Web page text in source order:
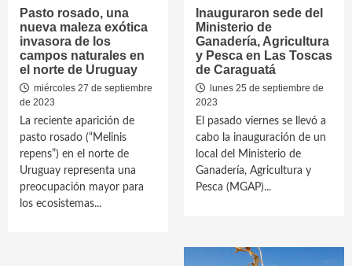
Pasto rosado, una
nueva maleza exótica
invasora de los
campos naturales en
el norte de Uruguay
miércoles 27 de septiembre
de 2023
La reciente aparición de
pasto rosado (“Melinis
repens”) en el norte de
Uruguay representa una
preocupación mayor para
los ecosistemas...
Inauguraron sede del
Ministerio de
Ganadería, Agricultura
y Pesca en Las Toscas
de Caraguatá
lunes 25 de septiembre de
2023
El pasado viernes se llevó a
cabo la inauguración de un
local del Ministerio de
Ganadería, Agricultura y
Pesca (MGAP)...